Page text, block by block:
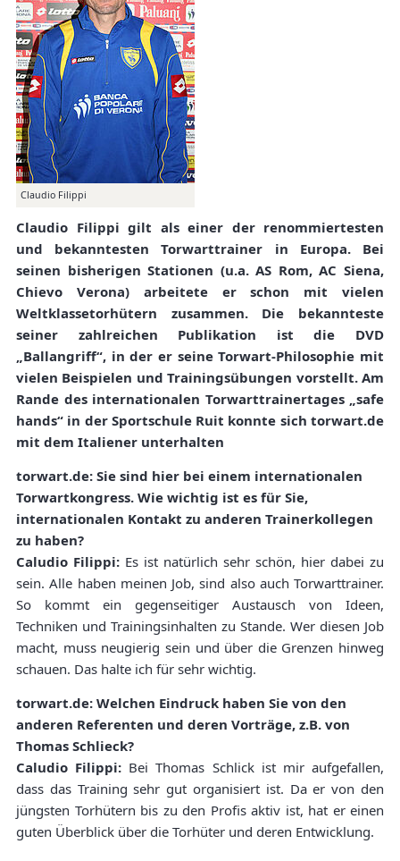
Claudio Filippi
Claudio Filippi gilt als einer der renommiertesten
und bekanntesten Torwarttrainer in Europa. Bei
seinen bisherigen Stationen (u.a. AS Rom, AC Siena,
Chievo Verona) arbeitete er schon mit vielen
Weltklassetorhütern zusammen. Die bekannteste
seiner zahlreichen Publikation ist die DVD
„Ballangriff“, in der er seine Torwart-Philosophie mit
vielen Beispielen und Trainingsübungen vorstellt. Am
Rande des internationalen Torwarttrainertages „safe
hands“ in der Sportschule Ruit konnte sich torwart.de
mit dem Italiener unterhalten
torwart.de: Sie sind hier bei einem internationalen
Torwartkongress. Wie wichtig ist es für Sie,
internationalen Kontakt zu anderen Trainerkollegen
zu haben?
Caludio Filippi: Es ist natürlich sehr schön, hier dabei zu
sein. Alle haben meinen Job, sind also auch Torwarttrainer.
So kommt ein gegenseitiger Austausch von Ideen,
Techniken und Trainingsinhalten zu Stande. Wer diesen Job
macht, muss neugierig sein und über die Grenzen hinweg
schauen. Das halte ich für sehr wichtig.
torwart.de: Welchen Eindruck haben Sie von den
anderen Referenten und deren Vorträge, z.B. von
Thomas Schlieck?
Caludio Filippi: Bei Thomas Schlick ist mir aufgefallen,
dass das Training sehr gut organisiert ist. Da er von den
jüngsten Torhütern bis zu den Profis aktiv ist, hat er einen
guten Überblick über die Torhüter und deren Entwicklung.